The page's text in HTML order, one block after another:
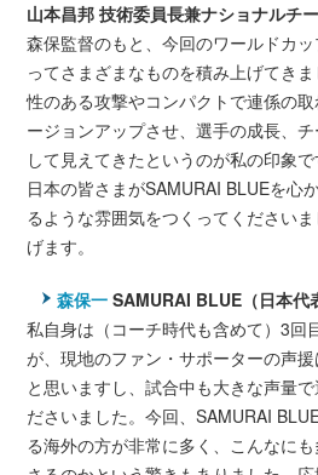
山本昌邦 技術委員長兼ナショナルチ
森保監督のもと、今回のワールドカ
ってさまざまなものを積み上げてき
性のある攻撃やコンパクトで連係の
ージョンアップさせ、選手の成長、
して見えてきたというのが私の印象
日本の皆さまがSAMURAI BLUEを心
るような雰囲気をつくってください
げます。
森保一 SAMURAI BLUE（日本代
私自身は（コーチ時代も含めて）3回
が、現地のファン・サポーターの声
と思いますし、試合中も大きな声量
ださいました。今回、SAMURAI
る海外の方が非常に多く、こんなに